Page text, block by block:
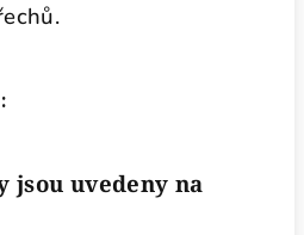
uvedeny na